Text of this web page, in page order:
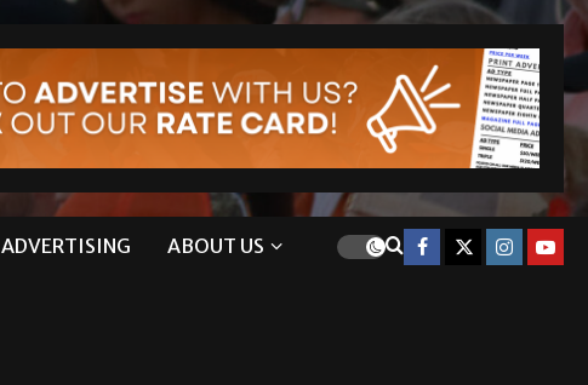
ADVERTISING ABOUT US